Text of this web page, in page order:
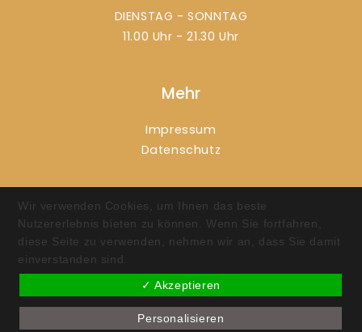
DIENSTAG - SONNTAG
11.00 Uhr - 21.30 Uhr
Mehr
Impressum
Datenschutz
© 2025PANE E VINO
Wir verwenden Cookies, um Ihnen das beste
Nutzererlebnis bieten zu können. Wenn Sie fortfahren,
diese Seite zu verwenden, nehmen wir an, dass Sie damit
einverstanden sind.
✓ Akzeptieren
Personalisieren